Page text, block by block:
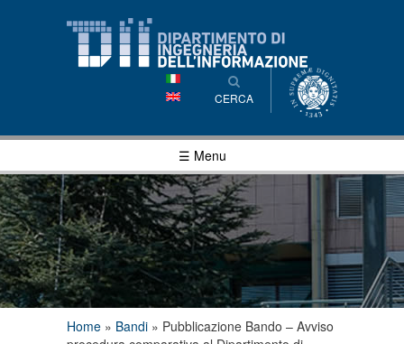
contenuto
principale
CERCA
☰ Menu
Tu sei qui
Home » Bandi » Pubblicazione Bando – Avviso